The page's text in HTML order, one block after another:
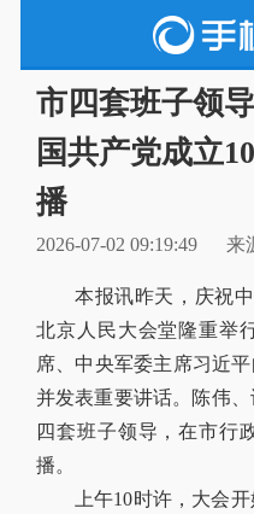
市四套班子领
国共产党成立
播
2026-07-02 09:19:49 来
本报讯昨天，庆祝
北京人民大会堂隆重举
席、中央军委主席习近
并发表重要讲话。陈伟
四套班子领导，在市行
播。
上午10时许，大会